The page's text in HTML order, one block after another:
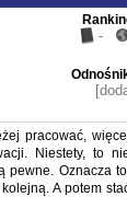
-
pracować,
Niestety, to
pewne. Oznacza
A potem